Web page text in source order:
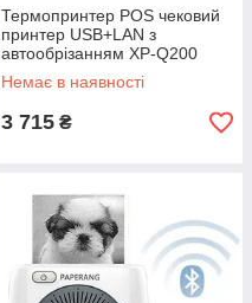
Термопринтер POS чековий
принтер USB+LAN з
автообрізанням XP-Q200
80мм
Немає в наявності
3 715 ₴